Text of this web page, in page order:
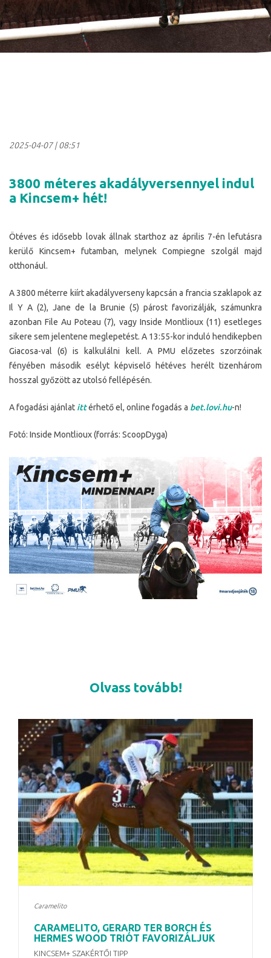
2025-04-07|08:51
3800 méteres akadályversennyel indul
a Kincsem+ hét!
Ötéves és idősebb lovak állnak starthoz az április 7-én lefutásra
kerülő Kincsem+ futamban, melynek Compiegne szolgál majd
otthonául.
A 3800 méterre kiírt akadályverseny kapcsán a francia szaklapok az
Il Y A (2), Jane de la Brunie (5) párost favorizálják, számunkra
azonban File Au Poteau (7), vagy Inside Montlioux (11) esetleges
sikere sem jelentene meglepetést. A 13:55-kor induló hendikepben
Giacosa-val (6) is kalkulálni kell. A PMU előzetes szorzóinak
fényében második esélyt képviselő hétéves herélt tizenhárom
hosszal győzött az utolsó fellépésén.
A fogadási ajánlat ittérhető el, online fogadás a bet.lovi.hu-n!
Fotó: Inside Montlioux (forrás: ScoopDyga)
Olvass tovább!
Caramelito
CARAMELITO, GERARD TER BORCH ÉS
HERMES WOOD TRIÓT FAVORIZÁLJUK
KINCSEM+ SZAKÉRTŐI TIPP